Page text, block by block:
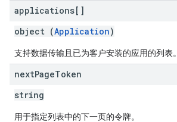
applications[]
object (Application)
支持数据传输且已为客户安装的应用的列表。
nextPageToken
string
用于指定列表中的下一页的令牌。